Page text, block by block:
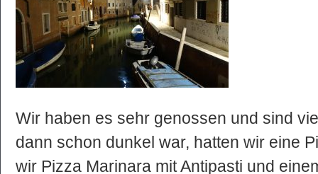
Wir haben es sehr genossen und sind
dann schon dunkel war, hatten wir eine
wir Pizza Marinara mit Antipasti und